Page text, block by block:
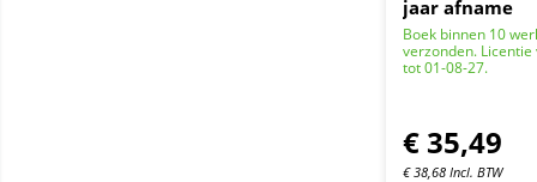
jaar afname
Boek binnen 10
verzonden. Licentie
tot 01-08-27.
€ 35,49
€38,68 Incl. BTW